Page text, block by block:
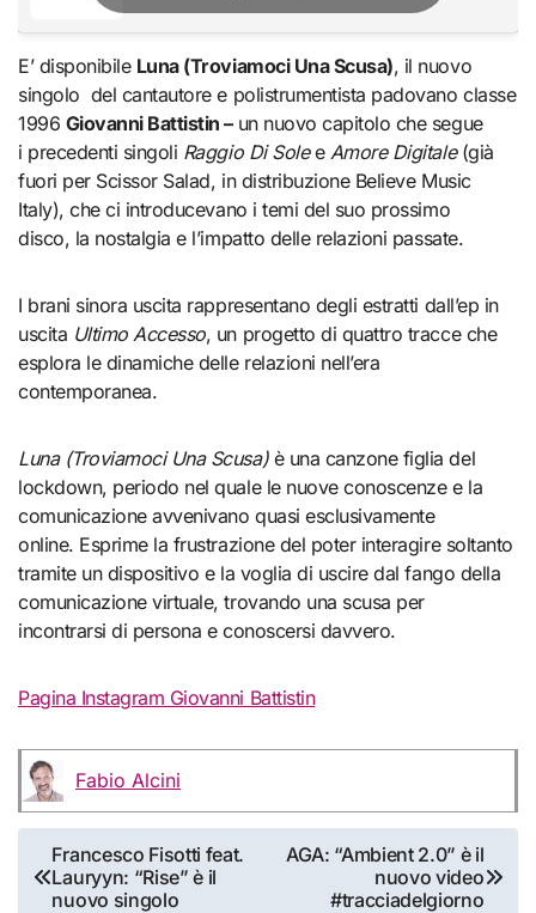
E’ disponibile Luna (Troviamoci Una Scusa), il nuovo
singolo del cantautore e polistrumentista padovano classe
1996 Giovanni Battistin – un nuovo capitolo che segue
i precedenti singoli Raggio Di Solee Amore Digitale(già
fuori per Scissor Salad, in distribuzione Believe Music
Italy), che ci introducevano i temi del suo prossimo
disco, la nostalgia e l’impatto delle relazioni passate.
I brani sinora uscita rappresentano degli estratti dall’ep in
uscita Ultimo Accesso, un progetto di quattro tracce che
esplora le dinamiche delle relazioni nell’era
contemporanea.
Luna (Troviamoci Una Scusa) è una canzone figlia del
lockdown, periodo nel quale le nuove conoscenze e la
comunicazione avvenivano quasi esclusivamente
online. Esprime la frustrazione del poter interagire soltanto
tramite un dispositivo e la voglia di uscire dal fango della
comunicazione virtuale, trovando una scusa per
incontrarsi di persona e conoscersi davvero.
Pagina Instagram Giovanni Battistin
Fabio Alcini
Navigazione
articoli
Francesco Fisotti feat.
Lauryyn: “Rise” è il
nuovo singolo
AGA: “Ambient 2.0” è il
nuovo video
#tracciadelgiorno